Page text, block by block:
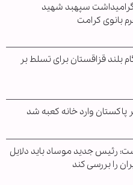
سپهبد شهید
بانوی کرامت
بلند قزاقستان برای تسلط بر
وارد خانه کعبه شد
رئیس جدید موساد باید دلایل
را بررسی کند